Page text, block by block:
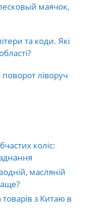
маячок,
та коди. Які
ліворуч
коліс:
масляній
з Китаю в